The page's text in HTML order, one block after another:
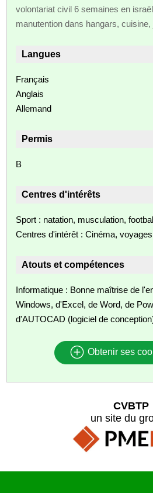
volontariat civil 6 semaines en
manutention dans hangars, cuisine,
Langues
Français
Anglais
Allemand
Permis
B
Centres d'intérêts
Sport : natation, musculation,
Centres d'intérêt : Cinéma,
Atouts et compétences
Informatique : Bonne maîtrise de
Windows, d'Excel, de Word, de
d'AUTOCAD (logiciel de
Obtenir ses
CVBTP
un site du